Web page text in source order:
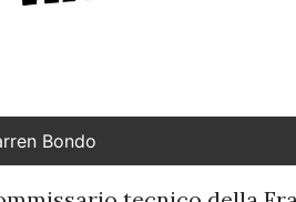
Bondo